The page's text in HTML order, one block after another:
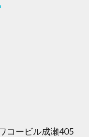
コービル成瀬405